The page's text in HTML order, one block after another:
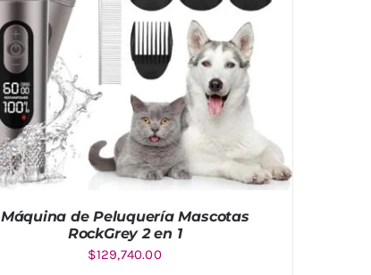
Máquina de Peluquería Mascotas
RockGrey 2 en 1
$129,740.00